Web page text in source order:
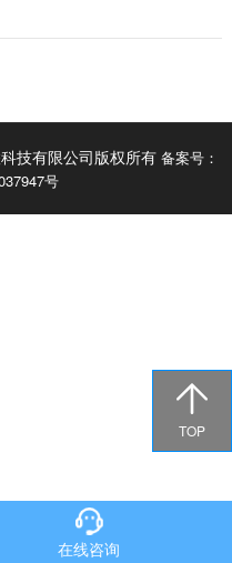

TOP
技有限公司版权所有 备案号：
号
在线咨询